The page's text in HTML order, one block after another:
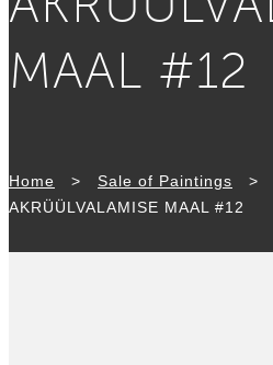
MAAL #12
Home > Sale of Paintings >
AKRÜÜL­VALAMISE MAAL #12